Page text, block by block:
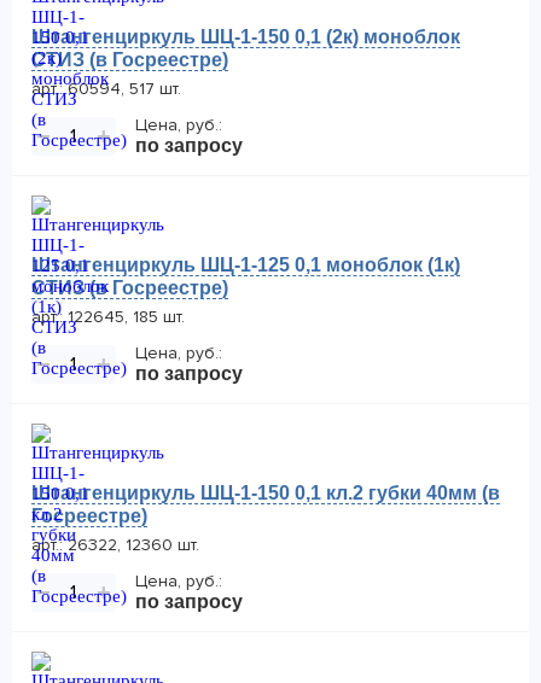
Штангенциркуль ШЦ-1-150 0,1 (2к) моноблок
СТИЗ (в Госреестре)
арт.: 60594, 517 шт.
− +
Цена, руб.:
по запросу
Штангенциркуль ШЦ-1-125 0,1 моноблок (1к)
СТИЗ (в Госреестре)
арт.: 122645, 185 шт.
− +
Цена, руб.:
по запросу
Штангенциркуль ШЦ-1-150 0,1 кл.2 губки 40мм (в
Госреестре)
арт.: 26322, 12360 шт.
− +
Цена, руб.:
по запросу